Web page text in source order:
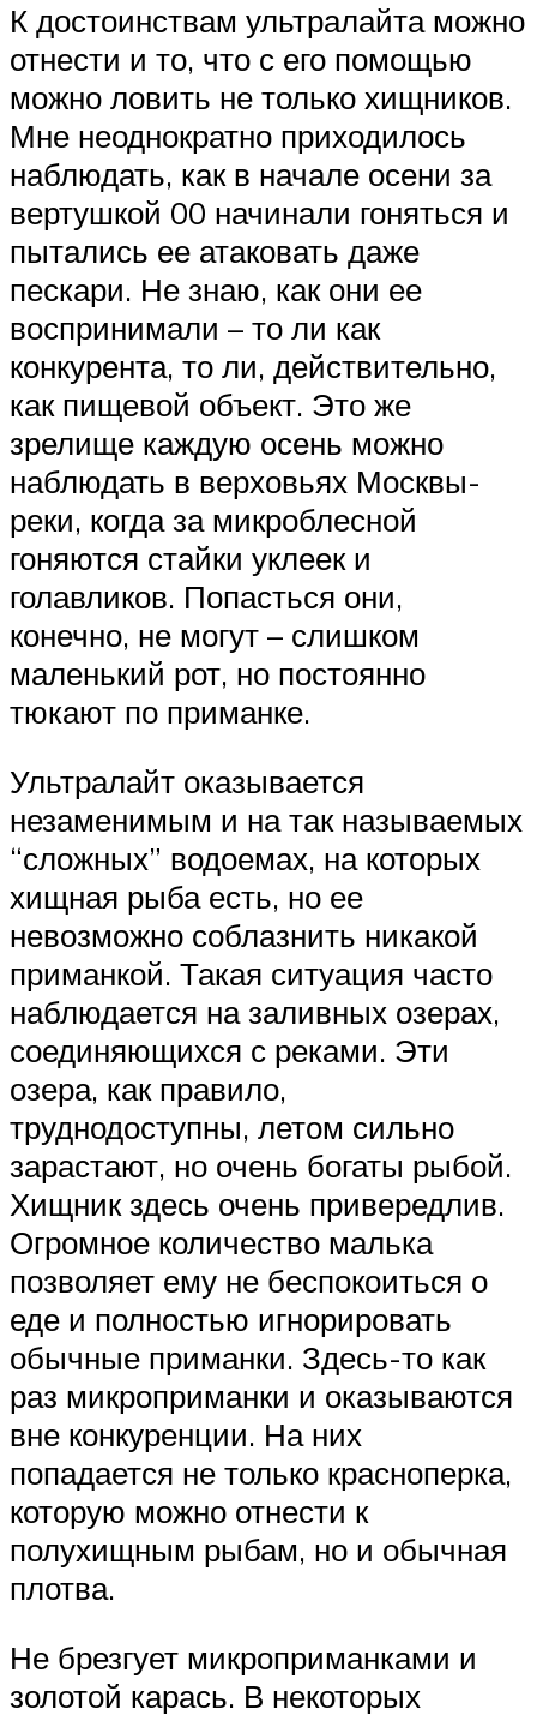
К достоинствам ультралайта можно
отнести и то, что с его помощью
можно ловить не только хищников.
Мне неоднократно приходилось
наблюдать, как в начале осени за
вертушкой 00 начинали гоняться и
пытались ее атаковать даже
пескари. Не знаю, как они ее
воспринимали – то ли как
конкурента, то ли, действительно,
как пищевой объект. Это же
зрелище каждую осень можно
наблюдать в верховьях Москвы-
реки, когда за микроблесной
гоняются стайки уклеек и
голавликов. Попасться они,
конечно, не могут – слишком
маленький рот, но постоянно
тюкают по приманке.
Ультралайт оказывается
незаменимым и на так называемых
“сложных” водоемах, на которых
хищная рыба есть, но ее
невозможно соблазнить никакой
приманкой. Такая ситуация часто
наблюдается на заливных озерах,
соединяющихся с реками. Эти
озера, как правило,
труднодоступны, летом сильно
зарастают, но очень богаты рыбой.
Хищник здесь очень привередлив.
Огромное количество малька
позволяет ему не беспокоиться о
еде и полностью игнорировать
обычные приманки. Здесь-то как
раз микроприманки и оказываются
вне конкуренции. На них
попадается не только красноперка,
которую можно отнести к
полухищным рыбам, но и обычная
плотва.
Не брезгует микроприманками и
золотой карась. В некоторых